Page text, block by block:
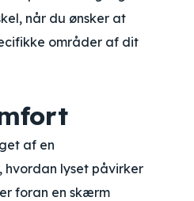
når du ønsker at
områder af dit
af en
hvordan lyset påvirker
foran en skærm